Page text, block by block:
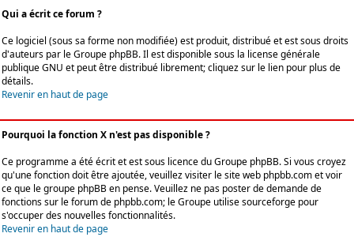
Qui a écrit ce forum ?
Ce logiciel (sous sa forme non modifiée) est produit, distribué et est sous droits
d'auteurs par leGroupe phpBB. Il est disponible sous la license générale
publique GNU et peut être distribué librement; cliquez sur le lien pour plus de
détails.
Revenir en haut de page
Pourquoi la fonction X n'est pas disponible ?
Ce programme a été écrit et est sous licence du Groupe phpBB. Si vous croyez
qu'une fonction doit être ajoutée, veuillez visiter le site web phpbb.com et voir
ce que le groupe phpBB en pense. Veuillez ne pas poster de demande de
fonctions sur le forum de phpbb.com; le Groupe utilise sourceforge pour
s'occuper des nouvelles fonctionnalités.
Revenir en haut de page